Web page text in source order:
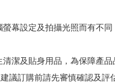
幕設定及拍攝光照而有不同
潔及貼身用品，為保障產品
議訂購前請先審慎確認及評